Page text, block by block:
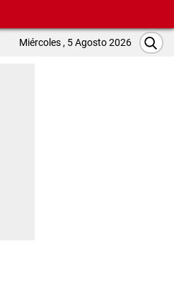
Miércoles , 5 Agosto 2026